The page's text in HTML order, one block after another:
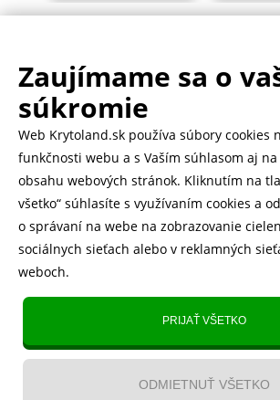
.
Rychlé doručenie 1-2 dní
Heurekazobraziť
Instagram5.643
TikTok4.833 fanúšikov
Zaujímame sa o
súkromie
Web Krytoland.sk používa súbory cookies
funkčnosti webu a s Vaším súhlasom aj
obsahu webových stránok. Kliknutím na
všetko“ súhlasíte s využívaním cookies a
o správaní na webe na zobrazovanie
sociálnych sieťach alebo v reklamných
weboch.
PRIJAŤ VŠETKO
ODMIETNUŤ VŠETKO